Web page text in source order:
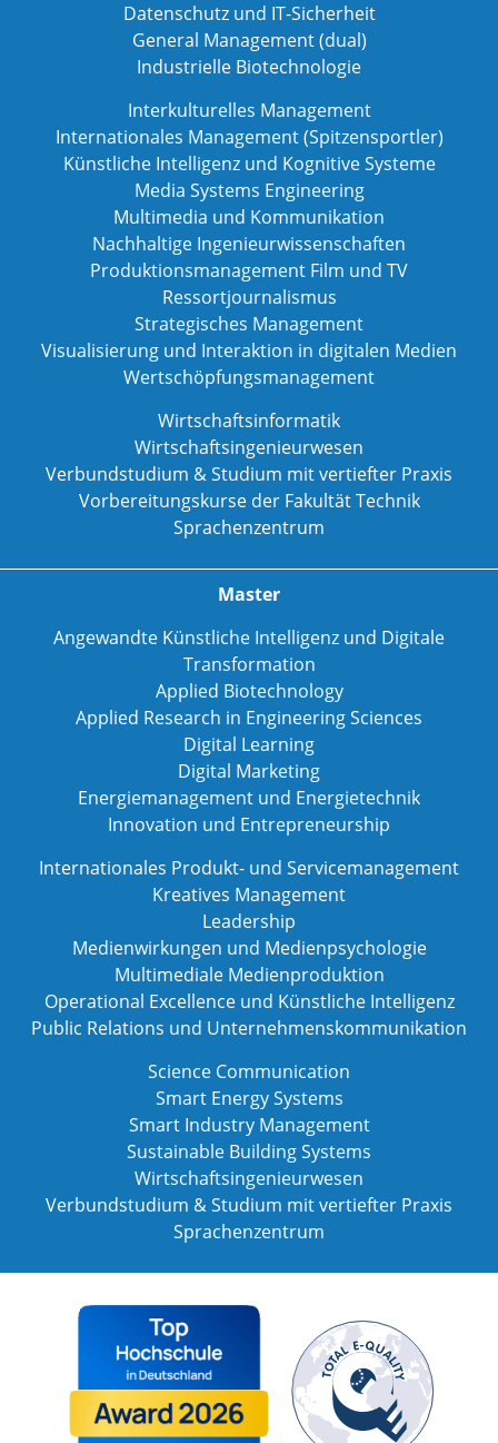
Datenschutz und IT-Sicherheit
General Management (dual)
Industrielle Biotechnologie
Interkulturelles Management
Internationales Management (Spitzensportler)
Künstliche Intelligenz und Kognitive Systeme
Media Systems Engineering
Multimedia und Kommunikation
Nachhaltige Ingenieurwissenschaften
Produktionsmanagement Film und TV
Ressortjournalismus
Strategisches Management
Visualisierung und Interaktion in digitalen Medien
Wertschöpfungsmanagement
Wirtschaftsinformatik
Wirtschaftsingenieurwesen
Verbundstudium & Studium mit vertiefter Praxis
Vorbereitungskurse der Fakultät Technik
Sprachenzentrum
Master
Angewandte Künstliche Intelligenz und Digitale
Transformation
Applied Biotechnology
Applied Research in Engineering Sciences
Digital Learning
Digital Marketing
Energiemanagement und Energietechnik
Innovation und Entrepreneurship
Internationales Produkt- und Servicemanagement
Kreatives Management
Leadership
Medienwirkungen und Medienpsychologie
Multimediale Medienproduktion
Operational Excellence und Künstliche Intelligenz
Public Relations und Unternehmenskommunikation
Science Communication
Smart Energy Systems
Smart Industry Management
Sustainable Building Systems
Wirtschaftsingenieurwesen
Verbundstudium & Studium mit vertiefter Praxis
Sprachenzentrum